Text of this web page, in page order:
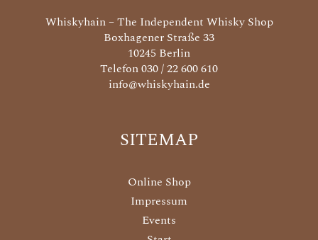
Whiskyhain – The Independent Whisky Shop
Boxhagener Straße 33
10245 Berlin
Telefon 030 / 22 600 610
info@whiskyhain.de
SITEMAP
Online Shop
Impressum
Events